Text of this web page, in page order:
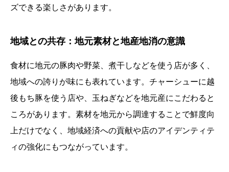
ズできる楽しさがあります。
地域との共存：地元素材と地産地消の意識
食材に地元の豚肉や野菜、煮干しなどを使う店が多く、
地域への誇りが味にも表れています。チャーシューに越
後もち豚を使う店や、玉ねぎなどを地元産にこだわると
ころがあります。素材を地元から調達することで鮮度向
上だけでなく、地域経済への貢献や店のアイデンティテ
ィの強化にもつながっています。